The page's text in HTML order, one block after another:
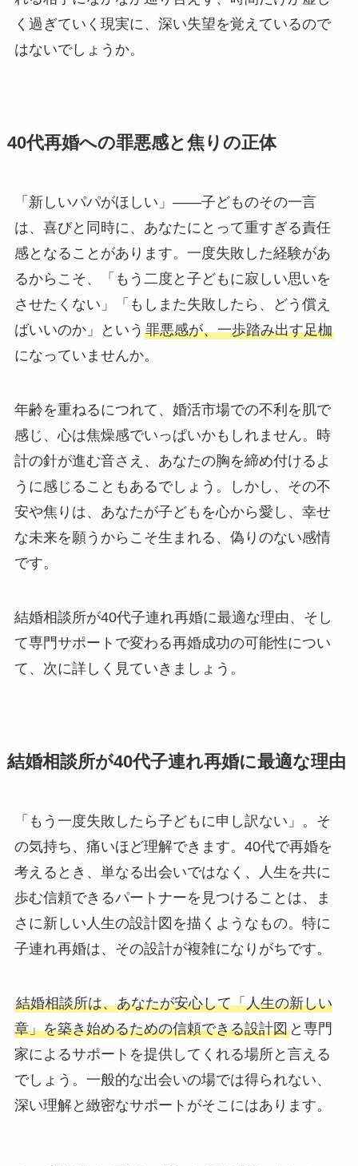
く過ぎていく現実に、深い失望を覚えているので
はないでしょうか。
40代再婚への罪悪感と焦りの正体
「新しいパパがほしい」——子どものその一言
は、喜びと同時に、あなたにとって重すぎる責任
感となることがあります。一度失敗した経験があ
るからこそ、「もう二度と子どもに寂しい思いを
させたくない」「もしまた失敗したら、どう償え
ばいいのか」という 罪悪感が、一歩踏み出す足枷
になっていませんか。
年齢を重ねるにつれて、婚活市場での不利を肌で
感じ、心は焦燥感でいっぱいかもしれません。時
計の針が進む音さえ、あなたの胸を締め付けるよ
うに感じることもあるでしょう。しかし、その不
安や焦りは、あなたが子どもを心から愛し、幸せ
な未来を願うからこそ生まれる、偽りのない感情
です。
結婚相談所が40代子連れ再婚に最適な理由、そし
て専門サポートで変わる再婚成功の可能性につい
て、次に詳しく見ていきましょう。
結婚相談所が40代子連れ再婚に最適な理由
「もう一度失敗したら子どもに申し訳ない」。そ
の気持ち、痛いほど理解できます。40代で再婚を
考えるとき、単なる出会いではなく、人生を共に
歩む信頼できるパートナーを見つけることは、ま
さに新しい人生の設計図を描くようなもの。特に
子連れ再婚は、その設計が複雑になりがちです。
結婚相談所は、あなたが安心して「人生の新しい
章」を築き始めるための信頼できる設計図と専門
家によるサポートを提供してくれる場所と言える
でしょう。一般的な出会いの場では得られない、
深い理解と緻密なサポートがそこにはあります。